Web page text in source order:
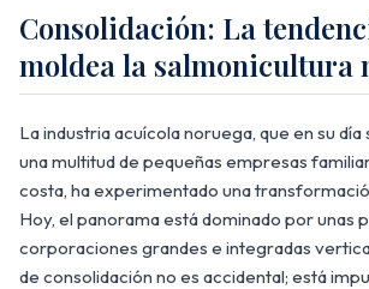
Consolidación: La
moldea la salmonicultura
La industria acuícola noruega, que en su
una multitud de pequeñas empresas
costa, ha experimentado una
Hoy, el panorama está dominado por unas
corporaciones grandes e integradas
de consolidación no es accidental; está